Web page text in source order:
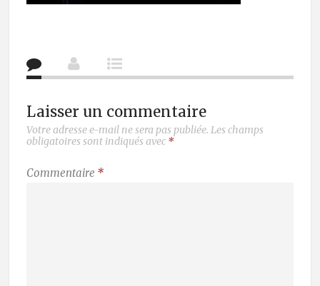
Laisser un commentaire
Votre adresse e-mail ne sera pas publiée. Les champs
obligatoires sont indiqués avec *
Commentaire *